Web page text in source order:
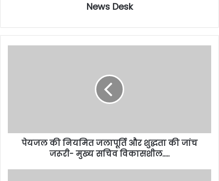
News Desk
पेयजल की नियमित जलापूर्ति और शुद्धता की जांच
जरूरी- मुख्य सचिव विकासशील…..